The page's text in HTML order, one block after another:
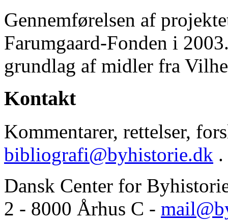
Gennemførelsen af
Farumgaard-Fonden i
grundlag af midler fra
Kontakt
Kommentarer, rettelser,
bibliografi@byhistorie.dk .
Dansk Center for
2 - 8000 Århus C -